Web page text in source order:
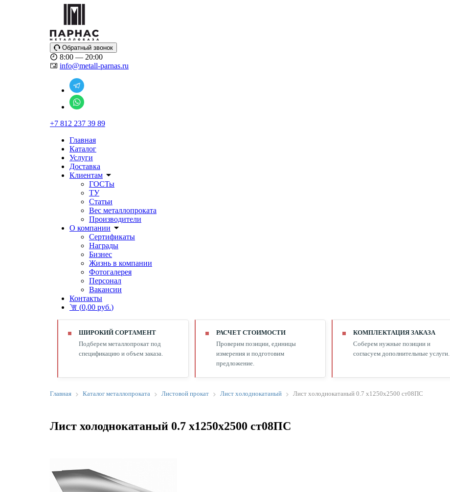
Обратный звонок
8:00 — 20:00
info@metall-parnas.ru
+7 812 237 39 89
Главная
Каталог
Услуги
Доставка
Клиентам
ГОСТы
ТУ
Статьи
Вес металлопроката
Производители
О компании
Сертификаты
Награды
Бизнес
Жизнь в компании
Фотогалерея
Персонал
Вакансии
Контакты
(0,00 руб.)
ШИРОКИЙ СОРТАМЕНТ
Подберем металлопрокат под
спецификацию и объем заказа.
РАСЧЕТ СТОИМОСТИ
Проверим позиции, единицы
измерения и подготовим
предложение.
КОМПЛЕКТАЦИЯ ЗАКАЗА
Соберем нужные позиции и
согласуем дополнительные услуги.
Главная Каталог металлопроката Листовой прокат Лист холоднокатаный Лист холоднокатаный 0.7 х1250х2500 ст08ПС
Лист холоднокатаный 0.7 х1250х2500 ст08ПС